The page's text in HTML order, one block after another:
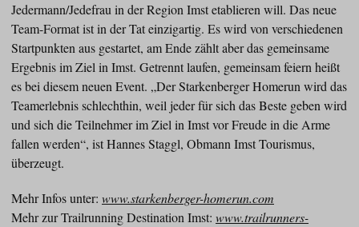
Jedermann/Jedefrau in der Region Imst etablieren will. Das neue
Team-Format ist in der Tat einzigartig. Es wird von verschiedenen
Startpunkten aus gestartet, am Ende zählt aber das gemeinsame
Ergebnis im Ziel in Imst. Getrennt laufen, gemeinsam feiern heißt
es bei diesem neuen Event. „Der Starkenberger Homerun wird das
Teamerlebnis schlechthin, weil jeder für sich das Beste geben wird
und sich die Teilnehmer im Ziel in Imst vor Freude in die Arme
fallen werden“, ist Hannes Staggl, Obmann Imst Tourismus,
überzeugt.
Mehr Infos unter: www.starkenberger-homerun.com
Mehr zur Trailrunning Destination Imst: www.trailrunners-